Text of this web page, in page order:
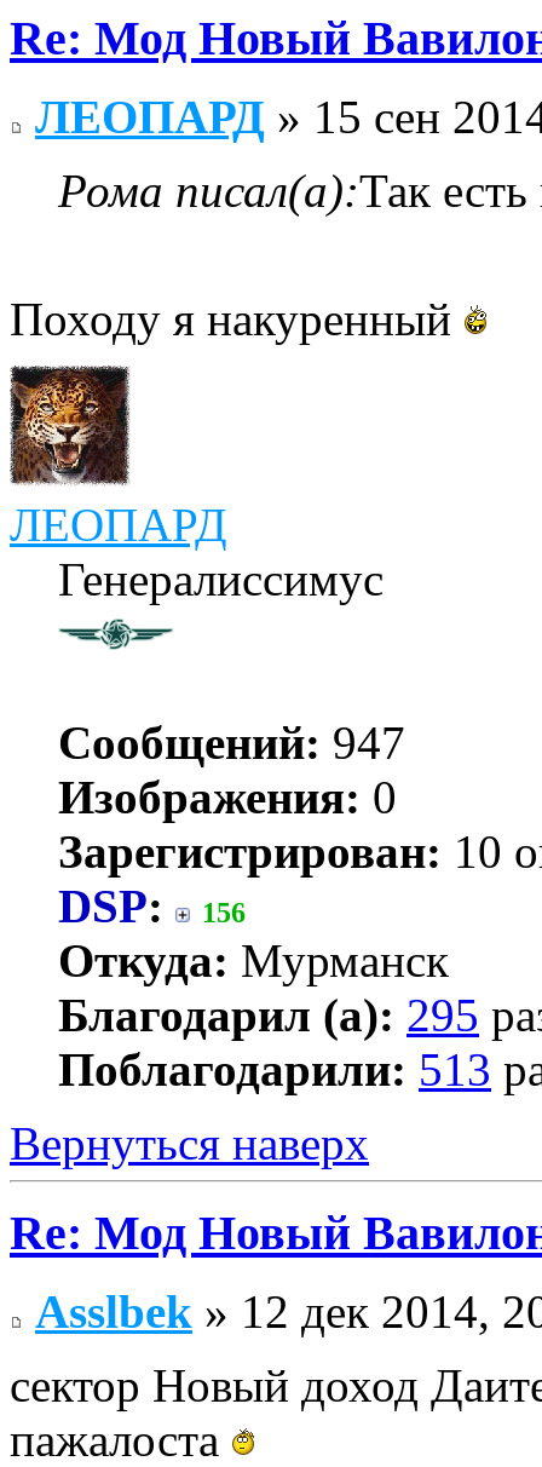
Re: Мод Новый
ЛЕОПАРД » 15 сен
Рома писал(а):Так
Походу я накуренный
ЛЕОПАРД
Генералиссимус
Сообщений: 947
Изображения: 0
Зарегистрирован: 10
DSP: 156
Откуда: Мурманск
Благодарил (а): 295
Поблагодарили: 513
Вернуться наверх
Re: Мод Новый
Asslbek » 12 дек 2014,
сектор Новый доход
пажалоста